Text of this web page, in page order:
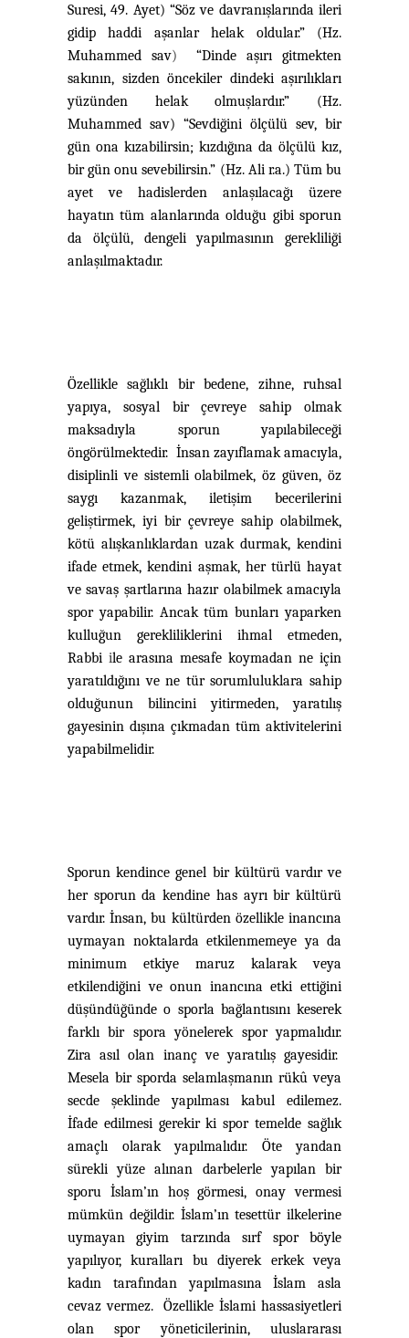
Suresi, 49. Ayet) “Söz ve davranışlarında ileri
gidip haddi aşanlar helak oldular.” (Hz.
Muhammed sav)
“Dinde aşırı gitmekten
sakının, sizden öncekiler dindeki aşırılıkları
yüzünden helak olmuşlardır.” (Hz.
Muhammed sav) “Sevdiğini ölçülü sev, bir
gün ona kızabilirsin; kızdığına da ölçülü kız,
bir gün onu sevebilirsin.” (Hz. Ali r.a.) Tüm bu
ayet ve hadislerden anlaşılacağı üzere
hayatın tüm alanlarında olduğu gibi sporun
da ölçülü, dengeli yapılmasının gerekliliği
anlaşılmaktadır.
Özellikle sağlıklı bir bedene, zihne, ruhsal
yapıya, sosyal bir çevreye sahip olmak
maksadıyla sporun yapılabileceği
öngörülmektedir. İnsan zayıflamak amacıyla,
disiplinli ve sistemli olabilmek, öz güven, öz
saygı kazanmak, iletişim becerilerini
geliştirmek, iyi bir çevreye sahip olabilmek,
kötü alışkanlıklardan uzak durmak, kendini
ifade etmek, kendini aşmak, her türlü hayat
ve savaş şartlarına hazır olabilmek amacıyla
spor yapabilir. Ancak tüm bunları yaparken
kulluğun gerekliliklerini ihmal etmeden,
Rabbi ile arasına mesafe koymadan ne için
yaratıldığını ve ne tür sorumluluklara sahip
olduğunun bilincini yitirmeden, yaratılış
gayesinin dışına çıkmadan tüm aktivitelerini
yapabilmelidir.
Sporun kendince genel bir kültürü vardır ve
her sporun da kendine has ayrı bir kültürü
vardır. İnsan, bu kültürden özellikle inancına
uymayan noktalarda etkilenmemeye ya da
minimum etkiye maruz kalarak veya
etkilendiğini ve onun inancına etki ettiğini
düşündüğünde o sporla bağlantısını keserek
farklı bir spora yönelerek spor yapmalıdır.
Zira asıl olan inanç ve yaratılış gayesidir.
Mesela bir sporda selamlaşmanın rükû veya
secde şeklinde yapılması kabul edilemez.
İfade edilmesi gerekir ki spor temelde sağlık
amaçlı olarak yapılmalıdır. Öte yandan
sürekli yüze alınan darbelerle yapılan bir
sporu İslam’ın hoş görmesi, onay vermesi
mümkün değildir. İslam’ın tesettür ilkelerine
uymayan giyim tarzında sırf spor böyle
yapılıyor, kuralları bu diyerek erkek veya
kadın tarafından yapılmasına İslam asla
cevaz vermez. Özellikle İslami hassasiyetleri
olan spor yöneticilerinin, uluslararası